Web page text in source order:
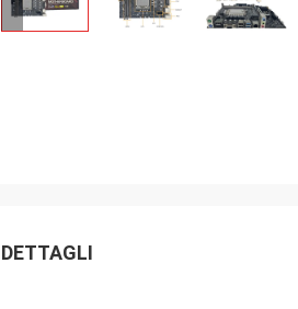
DETTAGLI